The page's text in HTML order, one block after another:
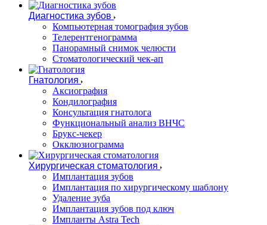
Диагностика зубов
Компьютерная томография зубов
Телерентгенограмма
Панорамный снимок челюсти
Стоматологический чек-ап
Гнатология
Аксиография
Кондилография
Консультация гнатолога
Функциональный анализ ВНЧС
Брукс-чекер
Окклюзиограмма
Хирургическая стоматология
Имплантация зубов
Имплантация по хирургическому шаблону
Удаление зуба
Имплантация зубов под ключ
Импланты Astra Tech